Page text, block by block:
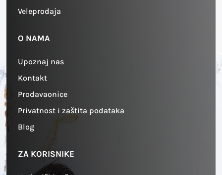
Veleprodaja
O NAMA
Upoznaj nas
Kontakt
Prodavaonice
Privatnost i zaštita podataka
Blog
ZA KORISNIKE